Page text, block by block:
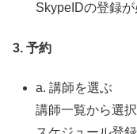
SkypeIDの登録
3. 予約
a. 講師を選ぶ
講師一覧から選択